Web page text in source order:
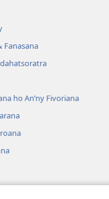
Fanasana
ho An’ny Fivoriana